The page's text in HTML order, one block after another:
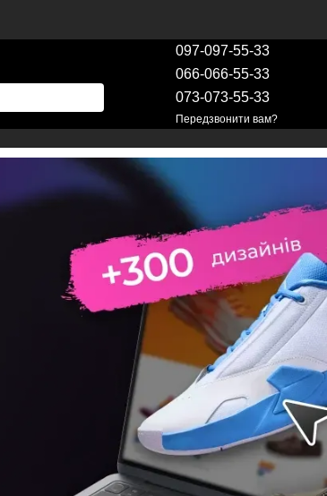
097-097-55-33
066-066-55-33
073-073-55-33
Передзвонити вам?